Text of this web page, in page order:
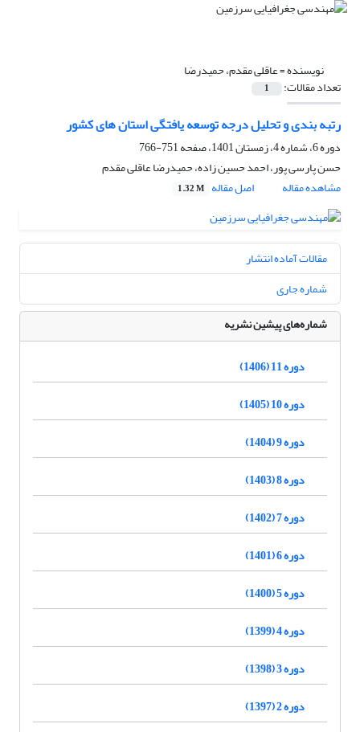
نویسنده =عاقلی مقدم، حمیدرضا
تعداد مقالات: 1
رتبه بندی و تحلیل درجه توسعه یافتگی استان های کشور
دوره 6، شماره 4، زمستان 1401، صفحه
751-766
حسن پارسی پور، احمد حسین زاده، حمیدرضا عاقلی مقدم
مشاهده مقاله
اصل مقاله 1.32 M
مقالات آماده انتشار
شماره جاری
شماره‌های پیشین نشریه
دوره 11 (1406)
دوره 10 (1405)
دوره 9 (1404)
دوره 8 (1403)
دوره 7 (1402)
دوره 6 (1401)
دوره 5 (1400)
دوره 4 (1399)
دوره 3 (1398)
دوره 2 (1397)